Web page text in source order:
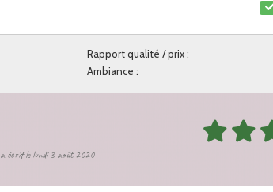
Rapport qualité / prix :
Ambiance :
a écrit le lundi 3 août 2020